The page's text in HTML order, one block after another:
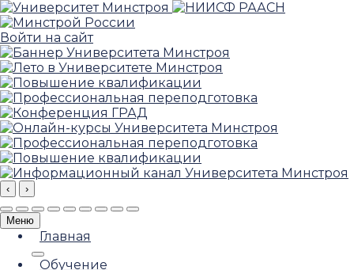
Войти на сайт
‹ ›
Меню
Главная
Обучение